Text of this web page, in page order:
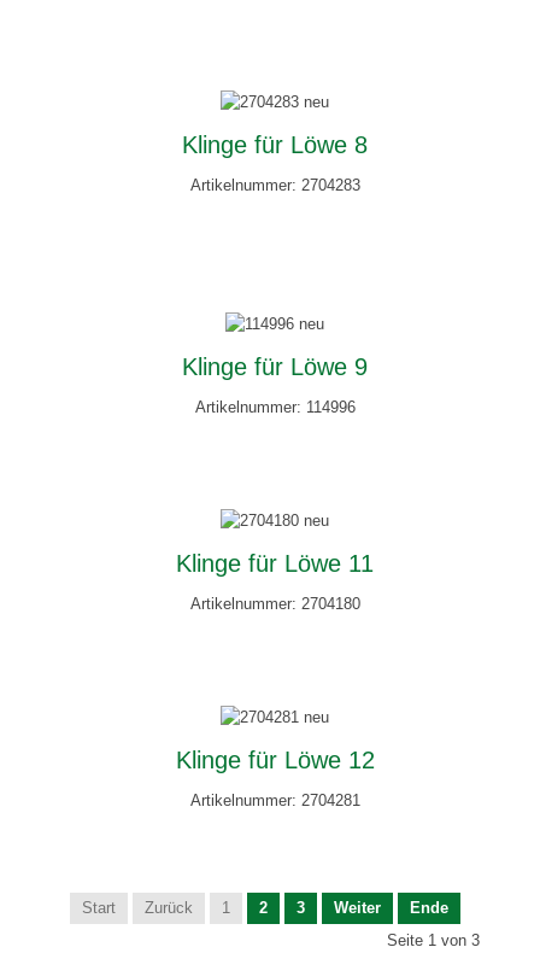
Klinge für Löwe 8
Artikelnummer: 2704283
Klinge für Löwe 9
Artikelnummer: 114996
Klinge für Löwe 11
Artikelnummer: 2704180
Klinge für Löwe 12
Artikelnummer: 2704281
Start Zurück 1 2 3 Weiter
Ende
Seite 1 von 3